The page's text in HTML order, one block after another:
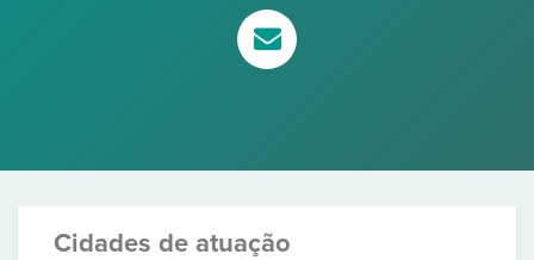
Cidades de atuação